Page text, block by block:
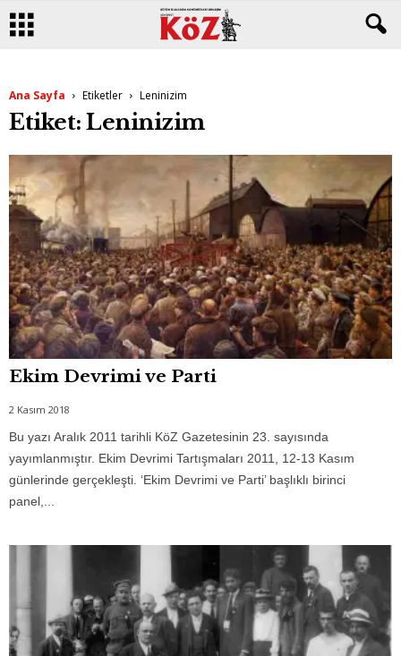
Ana Sayfa Etiketler Leninizim
Etiket: Leninizim
Ekim Devrimi ve Parti
2 Kasım 2018
Bu yazı Aralık 2011 tarihli KöZ Gazetesinin 23. sayısında
yayımlanmıştır. Ekim Devrimi Tartışmaları 2011, 12-13 Kasım
günlerinde gerçekleşti. ‘Ekim Devrimi ve Parti’ başlıklı birinci
panel,...